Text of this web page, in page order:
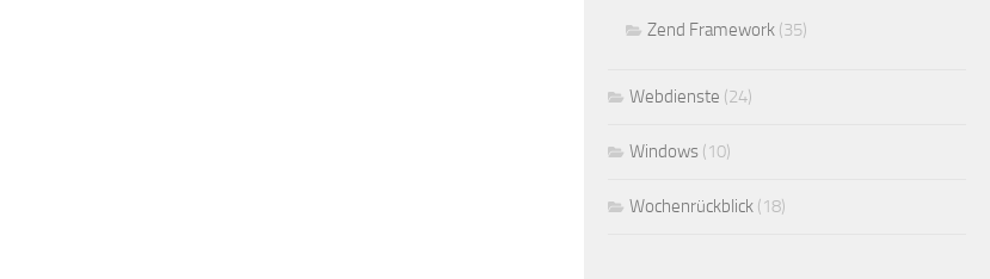
Zend Framework (35)
Webdienste (24)
Windows (10)
Wochenrückblick (18)